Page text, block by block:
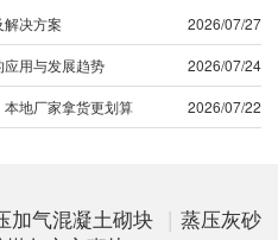
2026/07/27
决方案
2026/07/24
用与发展趋势
2026/07/22
地厂家拿货更划算
加气混凝土砌块 | 蒸压灰砂